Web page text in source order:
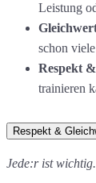
Leistung
schon
Respekt
trainieren
Respekt &
Jede:r ist